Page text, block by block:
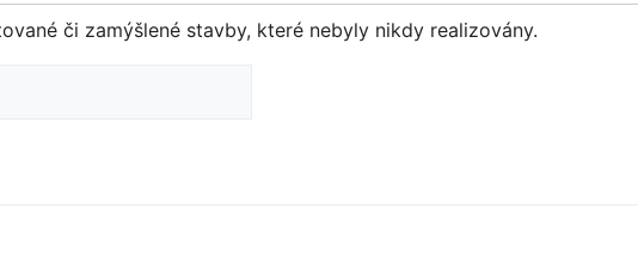
či zamýšlené stavby, které nebyly nikdy realizovány.